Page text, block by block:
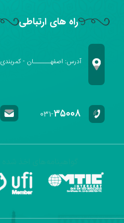
راه های ارتباطی
آدرس: اصفهـــــــان -
۰۳۱-۳۵۰۰۸